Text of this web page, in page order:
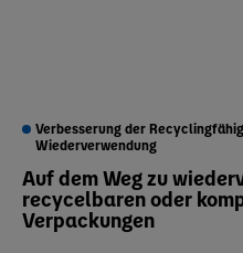
Verbesserung der
Wiederverwendung
Auf dem Weg zu
recycelbaren oder
Verpackungen